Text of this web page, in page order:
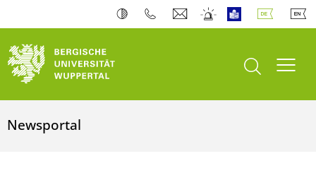
Suche öffnen
Newsportal